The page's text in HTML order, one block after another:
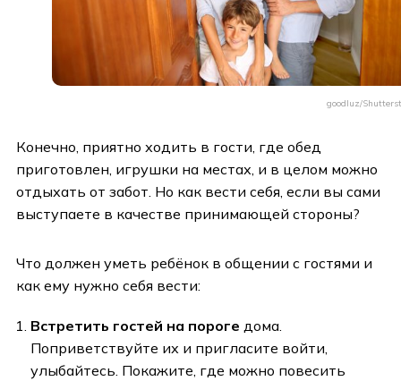
goodluz/
Конечно, приятно ходить в гости, где обед
приготовлен, игрушки на местах, и в целом можно
отдыхать от забот. Но как вести себя, если вы сами
выступаете в качестве принимающей стороны?
Что должен уметь ребёнок в общении с гостями и
как ему нужно себя вести:
Встретить гостей на пороге дома.
Поприветствуйте их и пригласите войти,
улыбайтесь. Покажите, где можно повесить